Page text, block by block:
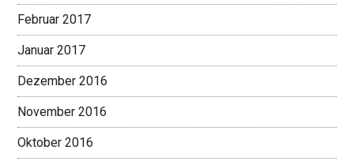
Februar 2017
Januar 2017
Dezember 2016
November 2016
Oktober 2016